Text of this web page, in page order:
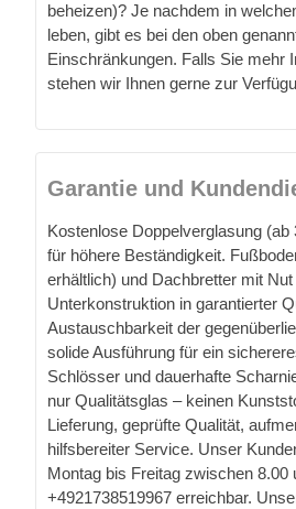
beheizen)? Je nachdem in
leben, gibt es bei den oben
Einschränkungen. Falls Sie mehr
stehen wir Ihnen gerne zur
Garantie und
Kostenlose Doppelverglasung
für höhere Beständigkeit.
erhältlich) und Dachbretter mit Nut
Unterkonstruktion in garantierter
Austauschbarkeit der
solide Ausführung für ein
Schlösser und dauerhafte
nur Qualitätsglas – keinen
Lieferung, geprüfte Qualität,
hilfsbereiter Service. Unser
Montag bis Freitag zwischen 8.00
+4921738519967 erreichbar.